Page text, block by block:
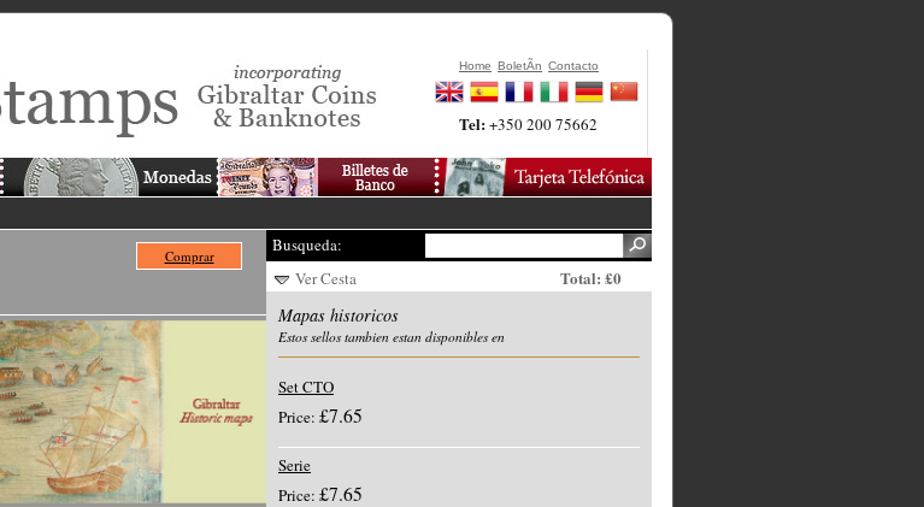
Home BoletÃ­n Contacto
Tel:+350 200 75662
Comprar
Busqueda:
Ver Cesta
Total: £0
Mapas historicos
Estos sellos tambien estan disponibles en
Set CTO
Price: £7.65
Serie
Price: £7.65